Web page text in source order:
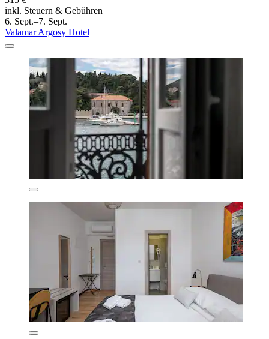
inkl. Steuern & Gebühren
6. Sept.–7. Sept.
Valamar Argosy Hotel